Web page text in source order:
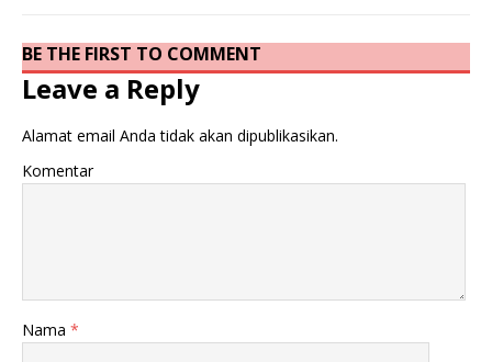
BE THE FIRST TO COMMENT
Leave a Reply
Alamat email Anda tidak akan dipublikasikan.
Komentar
Nama *